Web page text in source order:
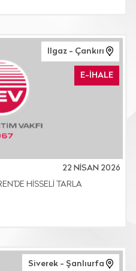
Ilgaz - Çankırı
E-İHALE
22 NİSAN 2026
HİSSELİ TARLA
Siverek - Şanlıurfa